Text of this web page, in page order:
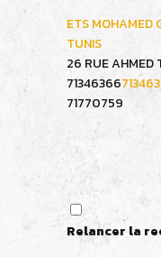
ETS MOHAMED
TUNIS
26 RUE AHMED
71346366
71770759
Relancer la